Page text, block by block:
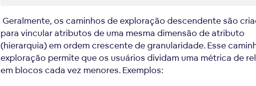
Geralmente, os caminhos de exploração descendente são
para vincular atributos de uma mesma dimensão de atributo
(hierarquia) em ordem crescente de granularidade. Esse
exploração permite que os usuários dividam uma métrica de
em blocos cada vez menores. Exemplos: